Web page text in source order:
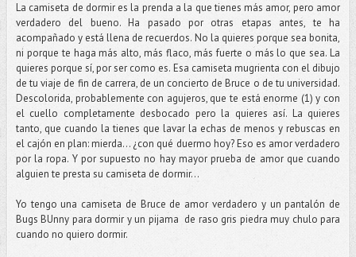
La camiseta de dormir es la prenda a la que tienes más amor, pero amor
verdadero del bueno. Ha pasado por otras etapas antes, te ha
acompañado y está llena de recuerdos. No la quieres porque sea bonita,
ni porque te haga más alto, más flaco, más fuerte o más lo que sea. La
quieres porque sí, por ser como es. Esa camiseta mugrienta con el dibujo
de tu viaje de fin de carrera, de un concierto de Bruce o de tu universidad.
Descolorida, probablemente con agujeros, que te está enorme (1) y con
el cuello completamente desbocado pero la quieres así. La quieres
tanto, que cuando la tienes que lavar la echas de menos y rebuscas en
el cajón en plan: mierda... ¿con qué duermo hoy? Eso es amor verdadero
por la ropa. Y por supuesto no hay mayor prueba de amor que cuando
alguien te presta su camiseta de dormir…
Yo tengo una camiseta de Bruce de amor verdadero y un pantalón de
Bugs BUnny para dormir y un pijama de raso gris piedra muy chulo para
cuando no quiero dormir.